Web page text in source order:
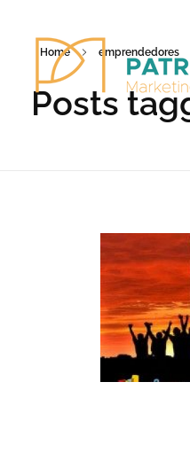
Home emprendedores
Posts